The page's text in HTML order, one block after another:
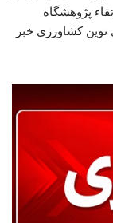
پژوهشگاه
نوین کشاورزی خبر